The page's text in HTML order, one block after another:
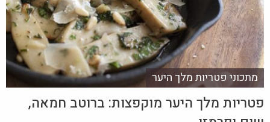
מתכוני פטריות מלך היער
פטריות מלך היער מוקפצות: ברוטב חמאה,